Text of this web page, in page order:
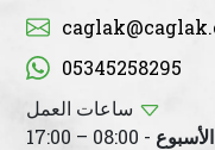
05345258295
- 08:00 – 17:00